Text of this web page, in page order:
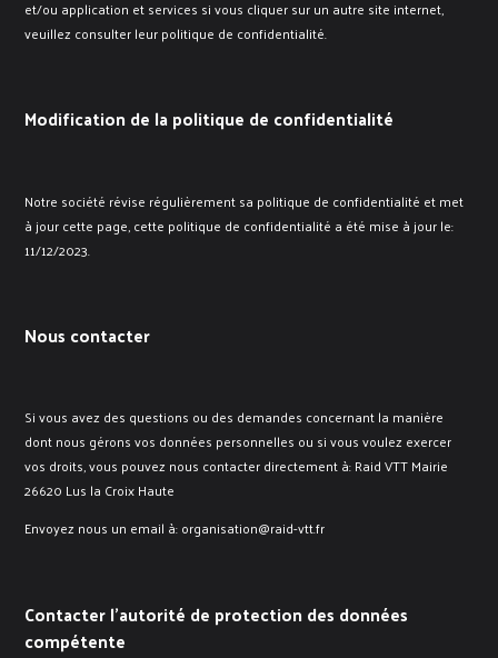
et/ou application et services si vous cliquer sur un autre site internet,
veuillez consulter leur politique de confidentialité.
Modification de la politique de confidentialité
Notre société révise régulièrement sa politique de confidentialité et met
à jour cette page, cette politique de confidentialité a été mise à jour le:
11/12/2023.
Nous contacter
Si vous avez des questions ou des demandes concernant la manière
dont nous gérons vos données personnelles ou si vous voulez exercer
vos droits, vous pouvez nous contacter directement à: Raid VTT Mairie
26620 Lus la Croix Haute
Envoyez nous un email à: organisation@raid-vtt.fr
Contacter l’autorité de protection des données
compétente